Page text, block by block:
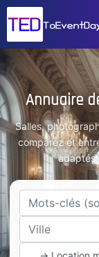
Annuaire
Salles,
comparez et
adaptés